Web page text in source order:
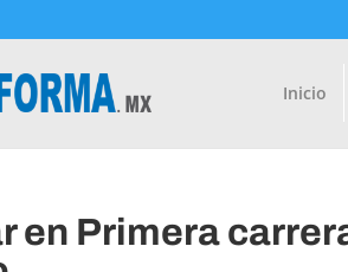
Inicio
en Primera